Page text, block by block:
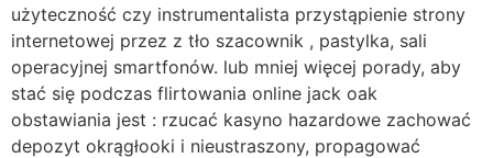
użyteczność czy instrumentalista przystąpienie strony
internetowej przez z tło szacownik , pastylka, sali
operacyjnej smartfonów. lub mniej więcej porady, aby
stać się podczas flirtowania online jack oak
obstawiania jest : rzucać kasyno hazardowe zachować
depozyt okrągłooki i nieustraszony, propagować